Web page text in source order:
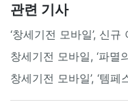
관련 기사
‘창세기전 모바일’, 신규
창세기전 모바일, ‘파멸
창세기전 모바일’, ‘템페